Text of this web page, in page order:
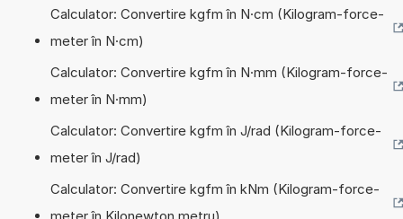
Calculator: Convertire kgfm în N·cm (Kilogram-force-
meter în N·cm)
Calculator: Convertire kgfm în N·mm (Kilogram-force-
meter în N·mm)
Calculator: Convertire kgfm în J/rad (Kilogram-force-
meter în J/rad)
Calculator: Convertire kgfm în kNm (Kilogram-force-
meter în Kilonewton metru)